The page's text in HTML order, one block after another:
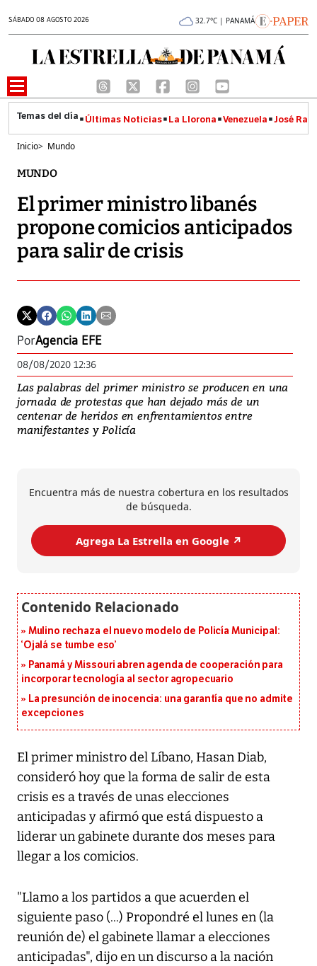
SÁBADO 08 AGOSTO 2026 32.7°C | PANAMÁ
Últimas Noticias La Llorona Venezuela José
Inicio> Mundo
MUNDO
El primer ministro libanés
propone comicios anticipados
para salir de crisis
PorAgencia EFE
08/08/2020 12:36
Las palabras del primer ministro se producen en una
jornada de protestas que han dejado más de un
centenar de heridos en enfrentamientos entre
manifestantes y Policía
Encuentra más de nuestra cobertura en los resultados
de búsqueda.
Agrega La Estrella en Google ↗️
Mulino rechaza el nuevo modelo de Policía Municipal:
‘Ojalá se tumbe eso’
Panamá y Missouri abren agenda de cooperación para
incorporar tecnología al sector agropecuario
La presunción de inocencia: una garantía que no admite
excepciones
El primer ministro del Líbano, Hasan Diab,
consideró hoy que la forma de salir de esta
crisis es a través de unas elecciones
anticipadas y afirmó que está dispuesto a
liderar un gabinete durante dos meses para
llegar a los comicios.
"Llamo a los partidos a que acuerden el
siguiente paso (...) Propondré el lunes en (la
reunión de) el gabinete llamar a elecciones
anticipadas", dijo en un discurso a la nación